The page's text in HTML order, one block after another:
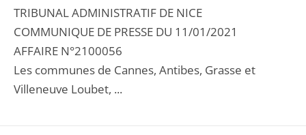
TRIBUNAL ADMINISTRATIF DE NICE
COMMUNIQUE DE PRESSE DU 11/01/2021
AFFAIRE N°2100056
Les communes de Cannes, Antibes, Grasse et
Villeneuve Loubet, ...